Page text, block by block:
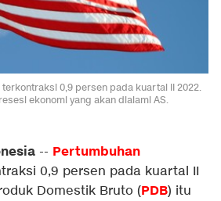
0,9 persen pada kuartal II 2022.
ekonomi yang akan dialami AS.
-- Pertumbuhan
0,9 persen pada kuartal II
Domestik Bruto (PDB) itu